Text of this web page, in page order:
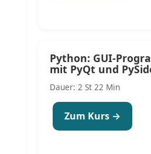
Python: GUI-
mit PyQt und
Dauer: 2 St 22 Min
Zum Kurs →